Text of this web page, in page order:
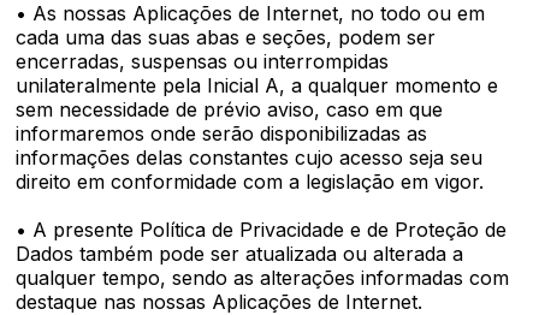
• As nossas Aplicações de Internet, no todo ou em
cada uma das suas abas e seções, podem ser
encerradas, suspensas ou interrompidas
unilateralmente pela Inicial A, a qualquer momento e
sem necessidade de prévio aviso, caso em que
informaremos onde serão disponibilizadas as
informações delas constantes cujo acesso seja seu
direito em conformidade com a legislação em vigor.
• A presente Política de Privacidade e de Proteção de
Dados também pode ser atualizada ou alterada a
qualquer tempo, sendo as alterações informadas com
destaque nas nossas Aplicações de Internet.